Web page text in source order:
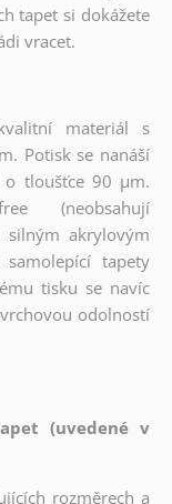
tapet si dokážete
vracet.
materiál s
Potisk se nanáší
o tloušťce 90 µm.
(neobsahují
silným akrylovým
tapety
tisku se navíc
odolností
(uvedené v
rozměrech a